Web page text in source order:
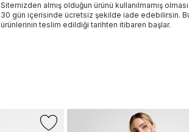
Sitemizden almış olduğun ürünü kullanılmamış
30 gün içerisinde ücretsiz şekilde iade edebilirsin.
ürünlerinin teslim edildiği tarihten itibaren başlar.